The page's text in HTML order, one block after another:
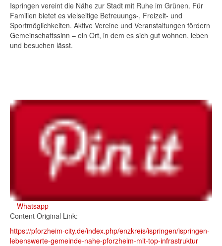
Ispringen vereint die Nähe zur Stadt mit Ruhe im Grünen. Für
Familien bietet es vielseitige Betreuungs-, Freizeit- und
Sportmöglichkeiten. Aktive Vereine und Veranstaltungen fördern
Gemeinschaftssinn – ein Ort, in dem es sich gut wohnen, leben
und besuchen lässt.
Whatsapp
Content Original Link:
https://pforzheim-city.de/index.php/enzkreis/ispringen/ispringen-
lebenswerte-gemeinde-nahe-pforzheim-mit-top-infrastruktur